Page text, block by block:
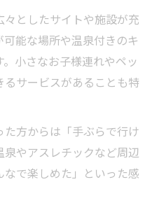
としたサイトや施設が充
能な場所や温泉付きのキ
小さなお子様連れやペッ
るサービスがあることも特
方からは「手ぶらで行け
やアスレチックなど周辺
で楽しめた」といった感